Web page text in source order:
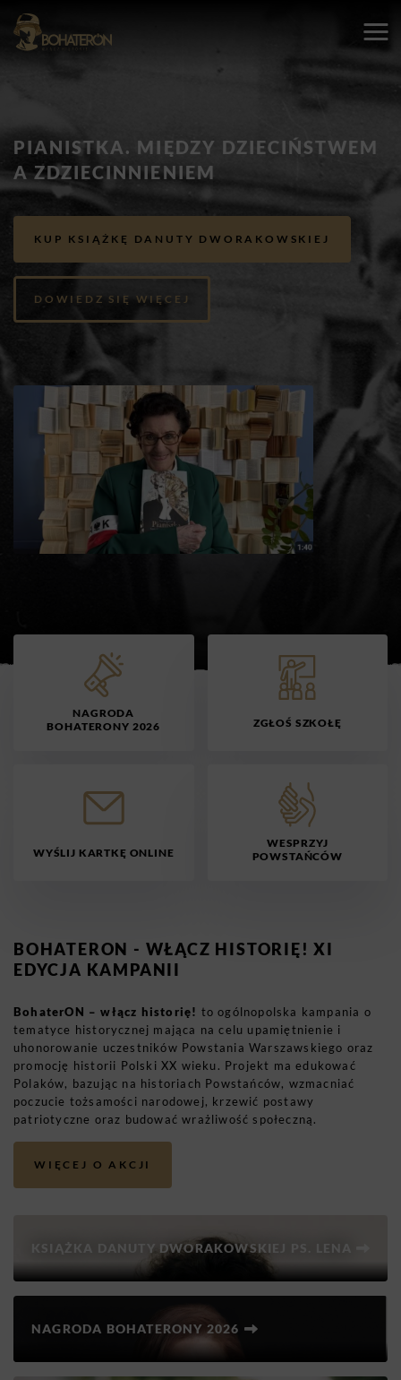
PIANISTKA. MIĘDZY DZIECIŃSTWEM
A ZDZIECINNIENIEM
KUP KSIĄŻKĘ DANUTY DWORAKOWSKIEJ
DOWIEDZ SIĘ WIĘCEJ
NAGRODA
BOHATERONY 2026
ZGŁOŚ SZKOŁĘ
WYŚLIJ KARTKĘ ONLINE
WESPRZYJ
POWSTAŃCÓW
BOHATERON - WŁĄCZ HISTORIĘ! XI
EDYCJA KAMPANII
BohaterON – włącz historię! to ogólnopolska kampania o
tematyce historycznej mająca na celu upamiętnienie i
uhonorowanie uczestników Powstania Warszawskiego oraz
promocję historii Polski XX wieku. Projekt ma edukować
Polaków, bazując na historiach Powstańców, wzmacniać
poczucie tożsamości narodowej, krzewić postawy
patriotyczne oraz budować wrażliwość społeczną.
WIĘCEJ O AKCJI
KSIĄŻKA DANUTY DWORAKOWSKIEJ PS. LENA
NAGRODA BOHATERONY 2026